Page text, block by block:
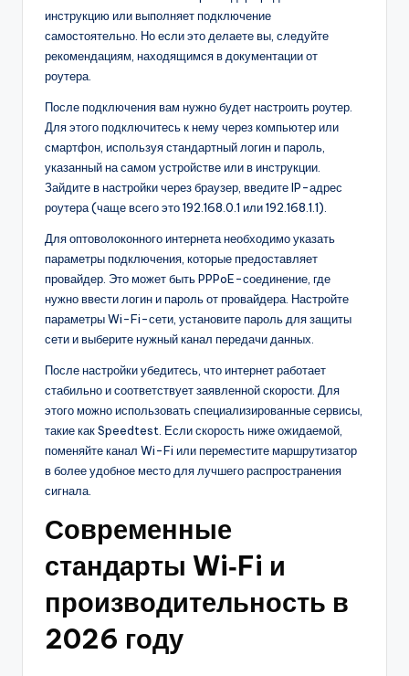
инструкцию или выполняет подключение
самостоятельно. Но если это делаете вы, следуйте
рекомендациям, находящимся в документации от
роутера.
После подключения вам нужно будет настроить роутер.
Для этого подключитесь к нему через компьютер или
смартфон, используя стандартный логин и пароль,
указанный на самом устройстве или в инструкции.
Зайдите в настройки через браузер, введите IP-адрес
роутера (чаще всего это 192.168.0.1 или 192.168.1.1).
Для оптоволоконного интернета необходимо указать
параметры подключения, которые предоставляет
провайдер. Это может быть PPPoE-соединение, где
нужно ввести логин и пароль от провайдера. Настройте
параметры Wi-Fi-сети, установите пароль для защиты
сети и выберите нужный канал передачи данных.
После настройки убедитесь, что интернет работает
стабильно и соответствует заявленной скорости. Для
этого можно использовать специализированные сервисы,
такие как Speedtest. Если скорость ниже ожидаемой,
поменяйте канал Wi-Fi или переместите маршрутизатор
в более удобное место для лучшего распространения
сигнала.
Современные
стандарты Wi‑Fi и
производительность в
2026 году